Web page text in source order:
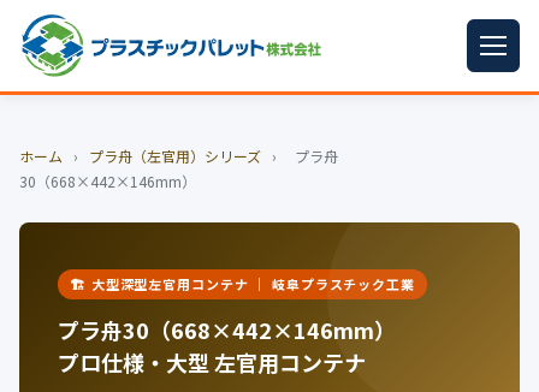
パレットサイズ
プラパレット ▼
コンテナ
中古パレット
ホーム › プラ舟（左官用）シリーズ ›
プラ舟
30（668×442×146mm）
🏗️ 大型深型左官用コンテナ ｜ 岐阜プラスチック工業
プラ舟30（668×442×146mm）
プロ仕様・大型 左官用コンテナ